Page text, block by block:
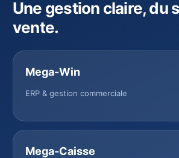
Une gestion claire, du
vente.
Mega-Win
ERP & gestion commerciale
Mega-Caisse